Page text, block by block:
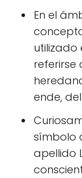
En el
utilizado
referirse
ende,
símbolo
apellido